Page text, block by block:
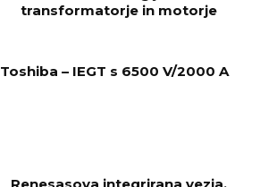
transformatorje in motorje
Toshiba – IEGT s 6500 V/2000 A